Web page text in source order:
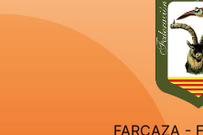
FARCAZA -